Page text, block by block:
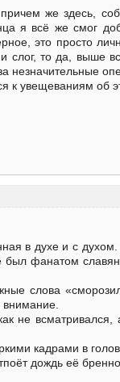
же здесь,
я всё же смог
это просто
слог, то да, выше
незначительные
к увещеваниям об
в духе и с
был фанатом
слова
внимание.
не
кадрами в
дождь её